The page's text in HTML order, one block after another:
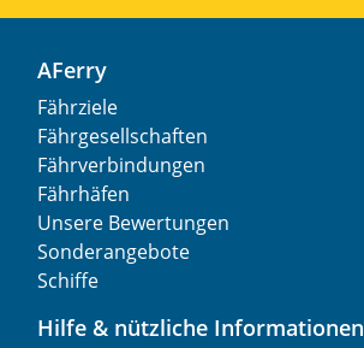
AFerry
Fährziele
Fährgesellschaften
Fährverbindungen
Fährhäfen
Unsere Bewertungen
Sonderangebote
Schiffe
Hilfe & nützliche Informationen